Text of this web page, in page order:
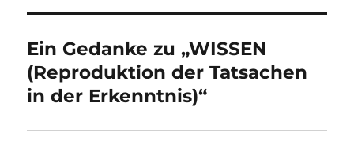
Ein Gedanke zu „WISSEN
(Reproduktion der Tatsachen
in der Erkenntnis)“